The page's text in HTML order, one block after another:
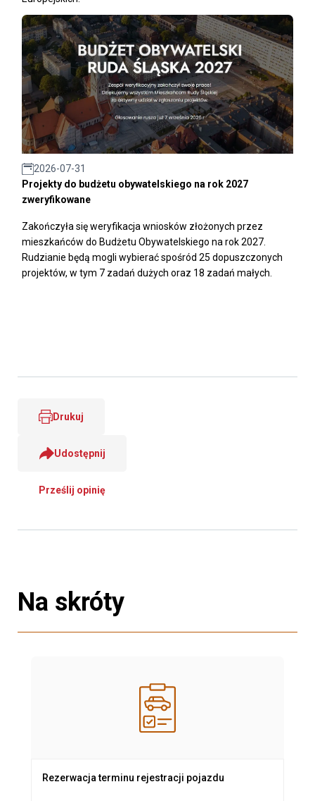
2026-07-31
Projekty do budżetu obywatelskiego na rok 2027
zweryfikowane
Zakończyła się weryfikacja wniosków złożonych przez
mieszkańców do Budżetu Obywatelskiego na rok 2027.
Rudzianie będą mogli wybierać spośród 25 dopuszczonych
projektów, w tym 7 zadań dużych oraz 18 zadań małych.
Drukuj
Udostępnij
Prześlij opinię
Na skróty
Rezerwacja terminu rejestracji pojazdu